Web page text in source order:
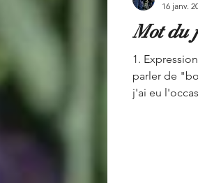
Mot du
1.
parler de
j'ai eu
16 janv.